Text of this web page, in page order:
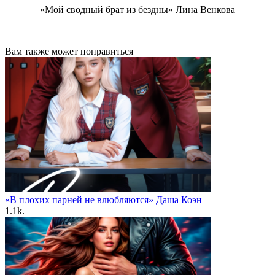
«Мой сводный брат из бездны» Лина Венкова
Вам также может понравиться
«В плохих парней не влюбляются» Даша Коэн
1.1k.